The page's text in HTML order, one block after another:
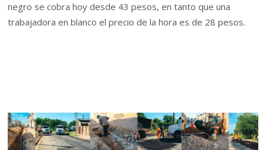
negro se cobra hoy desde 43 pesos, en tanto que una
trabajadora en blanco el precio de la hora es de 28 pesos.